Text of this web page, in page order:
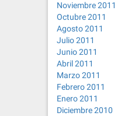
Noviembre 2011
Octubre 2011
Agosto 2011
Julio 2011
Junio 2011
Abril 2011
Marzo 2011
Febrero 2011
Enero 2011
Diciembre 2010